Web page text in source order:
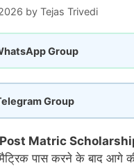
by Tejas Trivedi
Group
Group
Matric
मैट्रिक पास करने के बाद